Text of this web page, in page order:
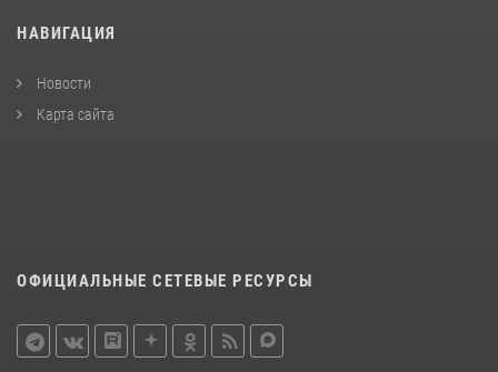
НАВИГАЦИЯ
Новости
Карта сайта
ОФИЦИАЛЬНЫЕ СЕТЕВЫЕ РЕСУРСЫ